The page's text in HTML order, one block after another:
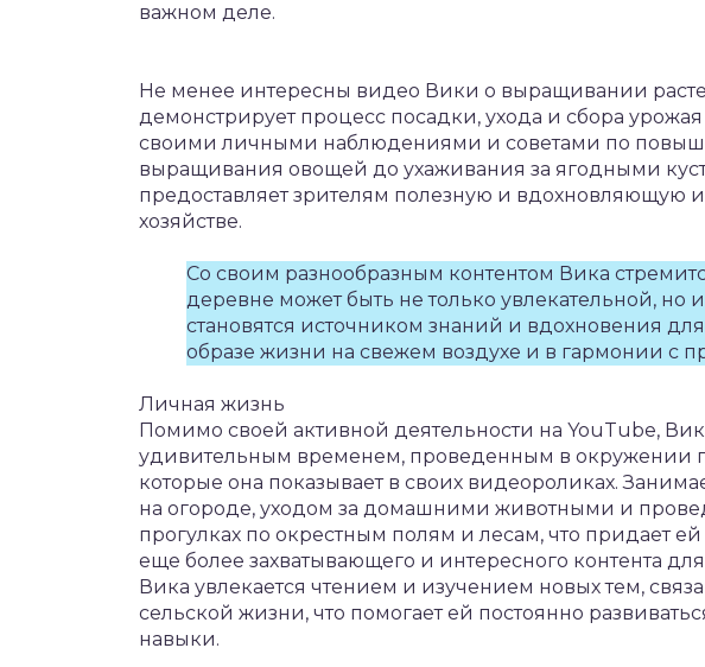
важном деле.
Не менее интересны видео Вики о выращивании
демонстрирует процесс посадки, ухода и сбора
своими личными наблюдениями и советами по
выращивания овощей до ухаживания за ягодными
предоставляет зрителям полезную и вдохновляющую
хозяйстве.
Со своим разнообразным контентом Вика
деревне может быть не только увлекательной, но
становятся источником знаний и вдохновения для
образе жизни на свежем воздухе и в гармонии с
Личная жизнь
Помимо своей активной деятельности на YouTube,
удивительным временем, проведенным в окружении
которые она показывает в своих видеороликах.
на огороде, уходом за домашними животными и
прогулках по окрестным полям и лесам, что придает
еще более захватывающего и интересного контента
Вика увлекается чтением и изучением новых тем,
сельской жизни, что помогает ей постоянно
навыки.